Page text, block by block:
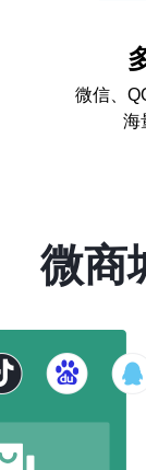
微信、
海
微商